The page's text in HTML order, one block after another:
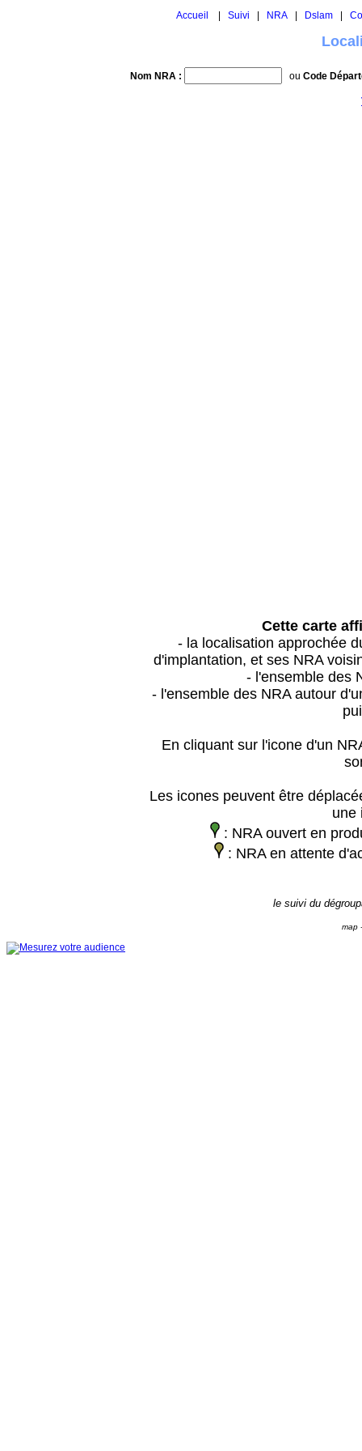
Accueil Suivi NRA Dslam
Nom NRA : ou Code
Cette carte
- la localisation approchée
d'implantation, et ses NRA
- l'ensemble des
- l'ensemble des NRA autour
En cliquant sur l'icone d'un
Les icones peuvent être
une
: NRA ouvert en
: NRA en attente
le suivi du
map